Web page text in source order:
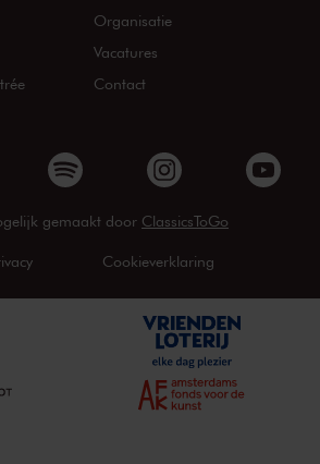
Organisatie
Vacatures
Contact
gemaakt door ClassicsToGo
Cookieverklaring